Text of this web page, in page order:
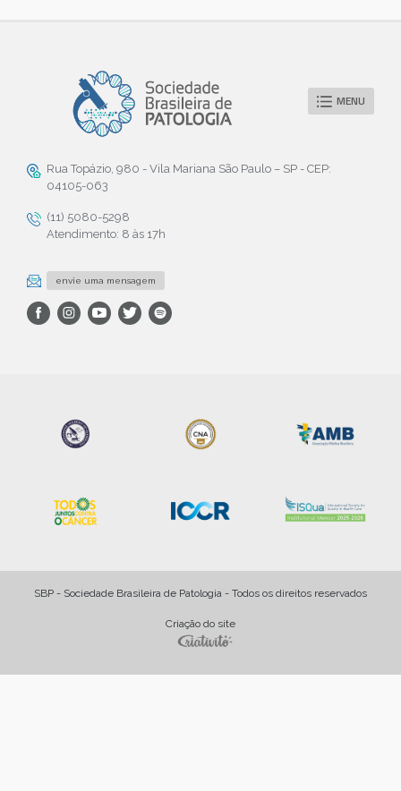
MENU
Rua Topázio, 980 - Vila Mariana São Paulo – SP - CEP:
04105-063
(11) 5080-5298
Atendimento: 8 às 17h
envie uma mensagem
SBP - Sociedade Brasileira de Patologia - Todos os direitos reservados
Criação do site